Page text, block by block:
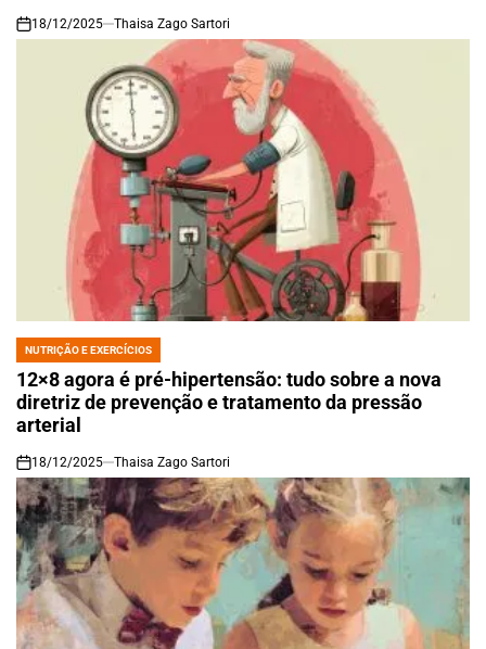
on
18/12/2025 Thaisa Zago Sartori
POSTED
IN
NUTRIÇÃO E EXERCÍCIOS
12×8 agora é pré-hipertensão: tudo sobre a nova
diretriz de prevenção e tratamento da pressão
arterial
on
18/12/2025 Thaisa Zago Sartori